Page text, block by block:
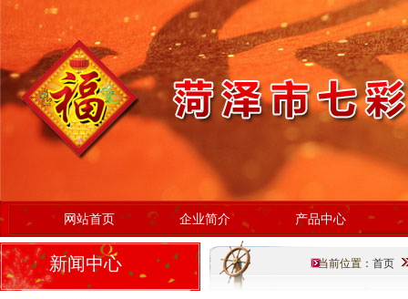
网站首页 企业简介 产品中心
新闻中心 当前位置： 首页